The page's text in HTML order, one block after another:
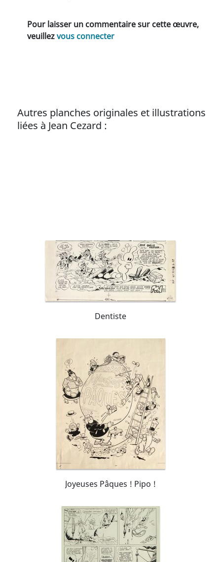
Pour laisser un commentaire sur cette œuvre,
veuillezvous connecter
Autres planches originales et illustrations
liées à Jean Cezard :
Dentiste
Joyeuses Pâques ! Pipo !